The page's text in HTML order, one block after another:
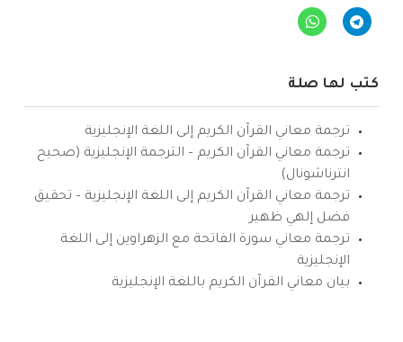
كتب لها صلة
ترجمة معاني القرآن الكريم إلى اللغة الإنجليزية
ترجمة معاني القرآن الكريم – الترجمة الإنجليزية (صحيح
انترناشونال)
ترجمة معاني القرآن الكريم إلى اللغة الإنجليزية – تحقيق
فضل إلهي ظهير
ترجمة معاني سورة الفاتحة مع الزهراوين إلى اللغة
الإنجليزية
بيان معاني القرآن الكريم باللغة الإنجليزية